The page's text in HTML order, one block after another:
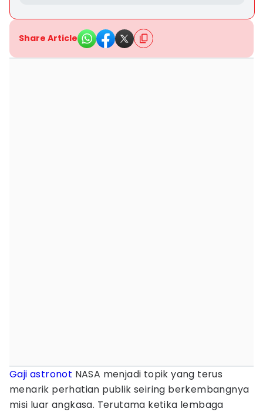
Share Article
Gaji astronot NASA menjadi topik yang terus
menarik perhatian publik seiring berkembangnya
misi luar angkasa. Terutama ketika lembaga